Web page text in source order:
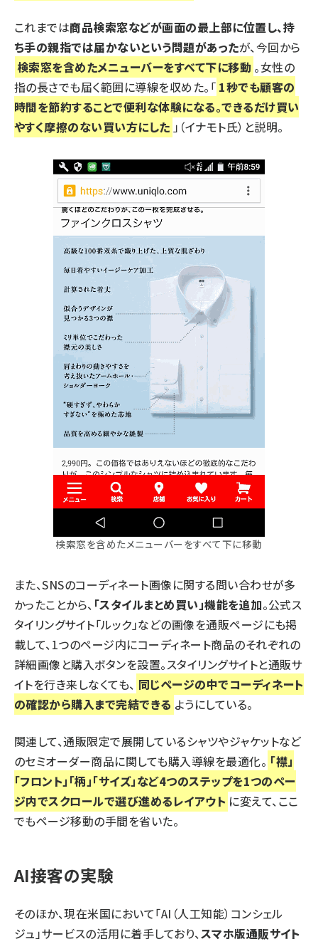
これまでは商品検索窓などが画面の最上部に位置し、持
ち手の親指では届かないという問題があったが、今回から
検索窓を含めたメニューバーをすべて下に移動 。女性の
指の長さでも届く範囲に導線を収めた。「 1秒でも顧客の
時間を節約することで便利な体験になる。できるだけ買い
やすく摩擦のない買い方にした 」（イナモト氏）と説明。
検索窓を含めたメニューバーをすべて下に移動
また、SNSのコーディネート画像に関する問い合わせが多
かったことから、 「スタイルまとめ買い」機能を追加。公式ス
タイリングサイト「ルック」などの画像を通販ページにも掲
載して、1つのページ内にコーディネート商品のそれぞれの
詳細画像と購入ボタンを設置。スタイリングサイトと通販サ
イトを行き来しなくても、 同じページの中でコーディネート
の確認から購入まで完結できる ようにしている。
関連して、通販限定で展開しているシャツやジャケットなど
のセミオーダー商品に関しても購入導線を最適化。 「襟」
「フロント」「柄」「サイズ」など4つのステップを1つのペー
ジ内でスクロールで選び進めるレイアウト に変えて、ここ
でもページ移動の手間を省いた。
AI接客の実験
そのほか、現在米国において「AI（人工知能）コンシェル
ジュ」サービスの活用に着手しており、スマホ版通販サイト